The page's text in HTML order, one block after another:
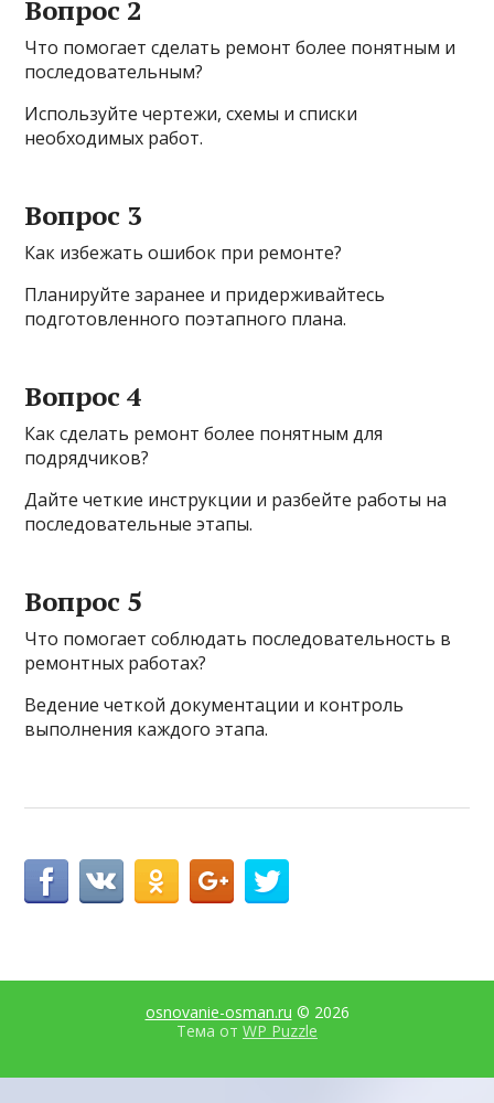
Вопрос 2
Что помогает сделать ремонт более понятным и
последовательным?
Используйте чертежи, схемы и списки
необходимых работ.
Вопрос 3
Как избежать ошибок при ремонте?
Планируйте заранее и придерживайтесь
подготовленного поэтапного плана.
Вопрос 4
Как сделать ремонт более понятным для
подрядчиков?
Дайте четкие инструкции и разбейте работы на
последовательные этапы.
Вопрос 5
Что помогает соблюдать последовательность в
ремонтных работах?
Ведение четкой документации и контроль
выполнения каждого этапа.
osnovanie-osman.ru © 2026
Тема от WP Puzzle